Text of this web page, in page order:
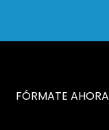
FÓRMATE AHORA